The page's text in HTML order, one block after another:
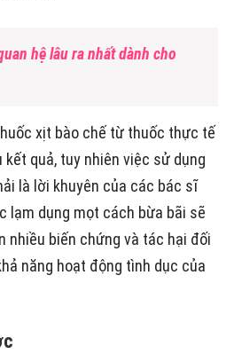
hệ lâu ra nhất dành cho
xịt bào chế từ thuốc thực tế
quả, tuy nhiên việc sử dụng
là lời khuyên của các bác sĩ
lạm dụng mọt cách bừa bãi sẽ
nhiều biến chứng và tác hại đối
năng hoạt động tình dục của